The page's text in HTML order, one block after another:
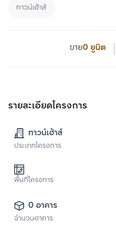
ทาวน์เฮ้าส์
ขาย0 ยูนิต
รายละเอียดโครงการ
ทาวน์เฮ้าส์
ประเภทโครงการ
พื้นที่โครงการ
0 อาคาร
จำนวนอาคาร